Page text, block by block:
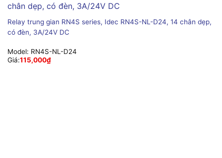
Relay trung gian RN4S series, Idec RN4S-NL-D24, 14 chân dẹp,
có đèn, 3A/24V DC
Model: RN4S-NL-D24
Giá:115,000₫